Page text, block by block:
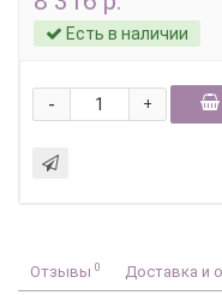
Есть в наличии
+
-
Отзывы 0 Доставка и